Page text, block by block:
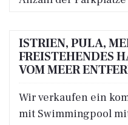
ISTRIEN, PULA,
FREISTEHENDES
VOM MEER
Wir verkaufen ein
mit Swimmingpool